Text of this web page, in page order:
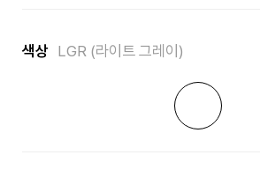
색상 LGR (라이트 그레이)